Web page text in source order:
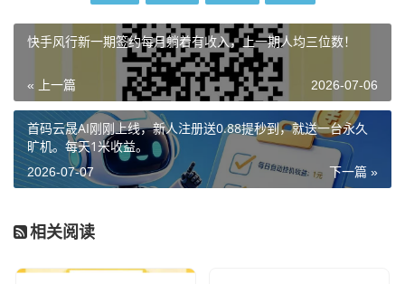
快手风行新一期签约每月躺着有收入，上一期人均三位数！
« 上一篇 2026-07-06
首码云晟AI刚刚上线，新人注册送0.88提秒到，就送一台永久
旷机。每天1米收益。
下一篇 »
2026-07-07
相关阅读